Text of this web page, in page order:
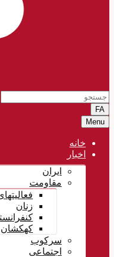
FA
Menu
خانه
اخبار
ایران
مقاومت
زنان
کهکشان
سرکوب
اجتماعی